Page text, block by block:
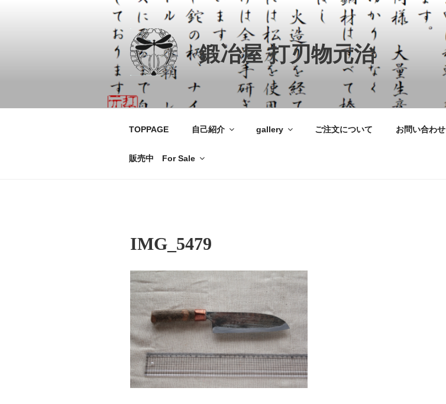
鍛冶屋 打刃物元治
TOPPAGE 自己紹介 gallery ご注文について お問い合わせ
販売中 For Sale
IMG_5479